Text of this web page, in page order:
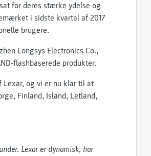
for deres stærke ydelse og
i sidste kvartal af 2017
brugere.
Longsys Electronics Co.,
flashbaserede produkter.
Lexar, og vi er nu klar til at
Finland, Island, Letland,
Lexar er dynamisk, har